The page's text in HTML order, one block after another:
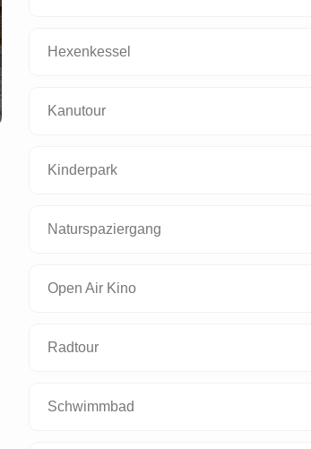
Hexenkessel
Kanutour
Kinderpark
Naturspaziergang
Open Air Kino
Radtour
Schwimmbad